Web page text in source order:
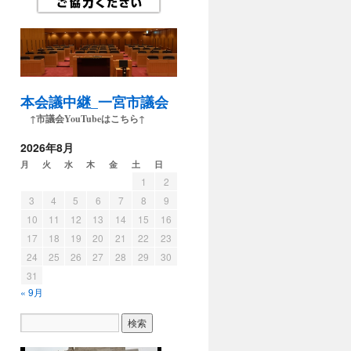
本会議中継_一宮市議会
↑市議会YouTubeはこちら↑
2026年8月
月 火 水 木 金 土 日
1
2
3
4 5 6 7 8
9
10
11 12 13 14 15
16
17
18 19 20 21 22
23
24
25 26 27 28 29
30
31
« 9月